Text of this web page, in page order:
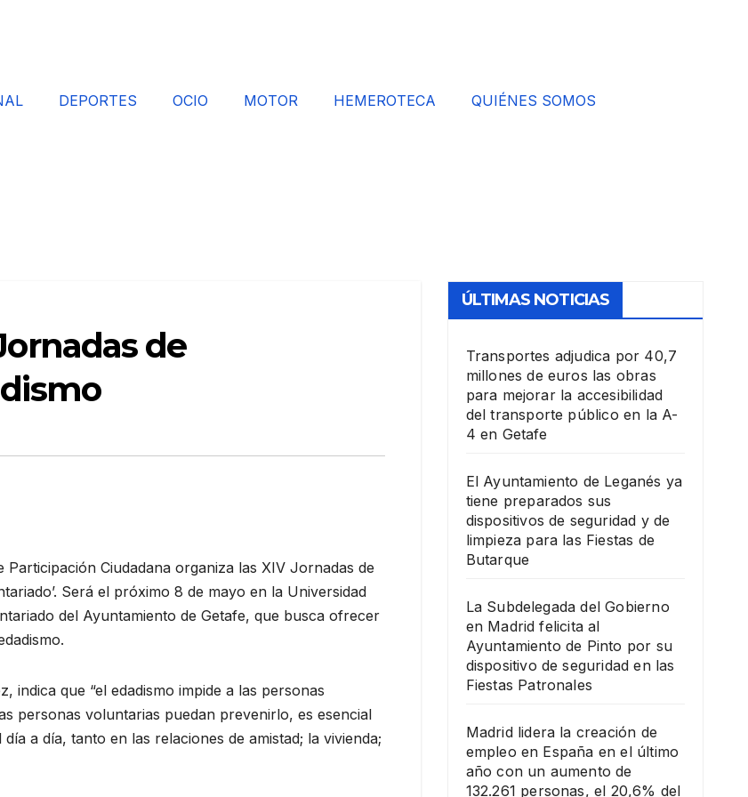
DEPORTES OCIO MOTOR HEMEROTECA QUIÉNES SOMOS
de
Ciudadana organiza las XIV Jornadas de
Será el próximo 8 de mayo en la Universidad
del Ayuntamiento de Getafe, que busca ofrecer
indica que “el edadismo impide a las personas
personas voluntarias puedan prevenirlo, es esencial
a día, tanto en las relaciones de amistad; la vivienda;
ÚLTIMAS NOTICIAS
Transportes adjudica por 40,7
millones de euros las obras
para mejorar la accesibilidad
del transporte público en la A-
4 en Getafe
El Ayuntamiento de Leganés ya
tiene preparados sus
dispositivos de seguridad y de
limpieza para las Fiestas de
Butarque
La Subdelegada del Gobierno
en Madrid felicita al
Ayuntamiento de Pinto por su
dispositivo de seguridad en las
Fiestas Patronales
Madrid lidera la creación de
empleo en España en el último
año con un aumento de
132.261 personas, el 20,6% del